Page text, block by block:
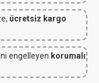
ücretsiz kargo
engelleyen korumalı